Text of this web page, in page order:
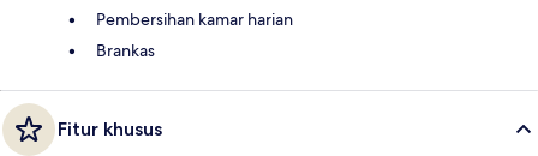
Pembersihan kamar harian
Brankas
Fitur khusus